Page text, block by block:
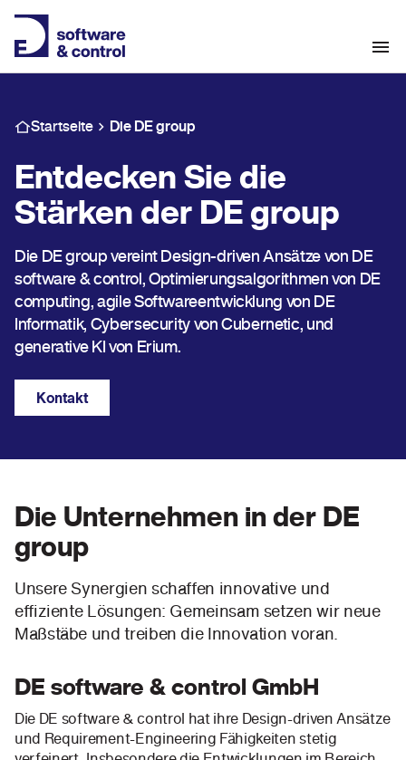
Startseite Die DE group
Entdecken Sie die
Stärken der DE group
Die DE group vereint Design-driven Ansätze von DE
software & control, Optimierungsalgorithmen von DE
computing, agile Softwareentwicklung von DE
Informatik, Cybersecurity von Cubernetic, und
generative KI von Erium.
Kontakt
Die Unternehmen in der DE
group
Unsere Synergien schaffen innovative und
effiziente Lösungen: Gemeinsam setzen wir neue
Maßstäbe und treiben die Innovation voran.
DE software & control GmbH
Die DE software & control hat ihre Design-driven Ansätze
und Requirement-Engineering Fähigkeiten stetig